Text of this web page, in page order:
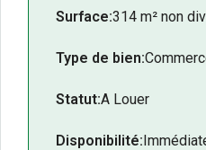
Bonne visibilité
Proximité des
Adapté à diverses
services.
Surface:314 m² non
Type de bien:
Statut:A Louer
Disponibilité: